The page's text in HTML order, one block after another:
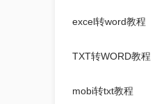
excel转word教程
TXT转WORD教程
mobi转txt教程